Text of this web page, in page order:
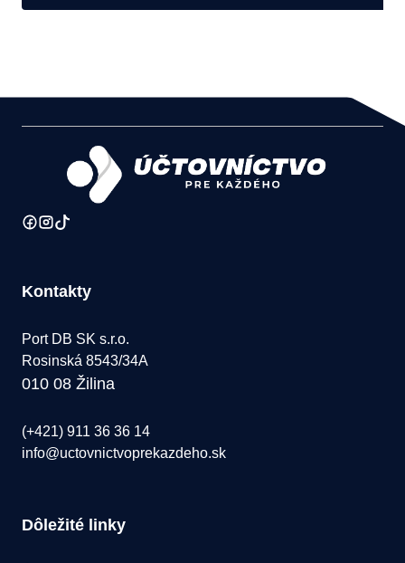
Kontakty
Port DB SK s.r.o.
Rosinská 8543/34A
010 08 Žilina
(+421) 911 36 36 14
info@uctovnictvoprekazdeho.sk
Dôležité linky